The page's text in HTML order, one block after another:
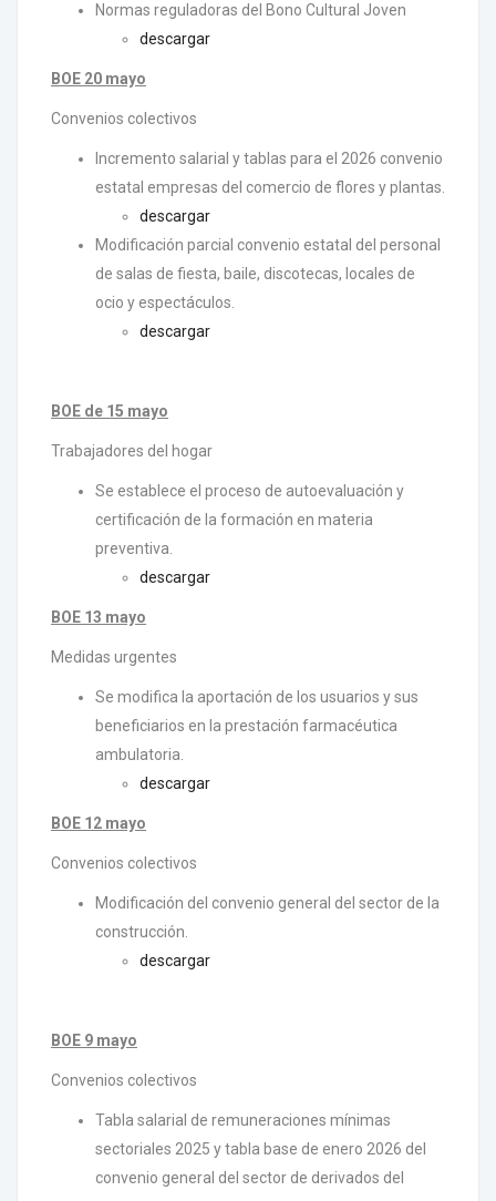
Normas reguladoras del Bono Cultural Joven
descargar
BOE 20 mayo
Convenios colectivos
Incremento salarial y tablas para el 2026 convenio
estatal empresas del comercio de flores y plantas.
descargar
Modificación parcial convenio estatal del personal
de salas de fiesta, baile, discotecas, locales de
ocio y espectáculos.
descargar
BOE de 15 mayo
Trabajadores del hogar
Se establece el proceso de autoevaluación y
certificación de la formación en materia
preventiva.
descargar
BOE 13 mayo
Medidas urgentes
Se modifica la aportación de los usuarios y sus
beneficiarios en la prestación farmacéutica
ambulatoria.
descargar
BOE 12 mayo
Convenios colectivos
Modificación del convenio general del sector de la
construcción.
descargar
BOE 9 mayo
Convenios colectivos
Tabla salarial de remuneraciones mínimas
sectoriales 2025 y tabla base de enero 2026 del
convenio general del sector de derivados del